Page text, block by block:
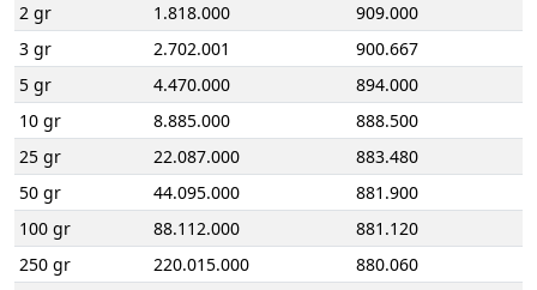
2 gr
1.818.000
909.000
3 gr
2.702.001
900.667
5 gr
4.470.000
894.000
10 gr
8.885.000
888.500
25 gr
22.087.000
883.480
50 gr
44.095.000
881.900
100 gr
88.112.000
881.120
250 gr
220.015.000
880.060